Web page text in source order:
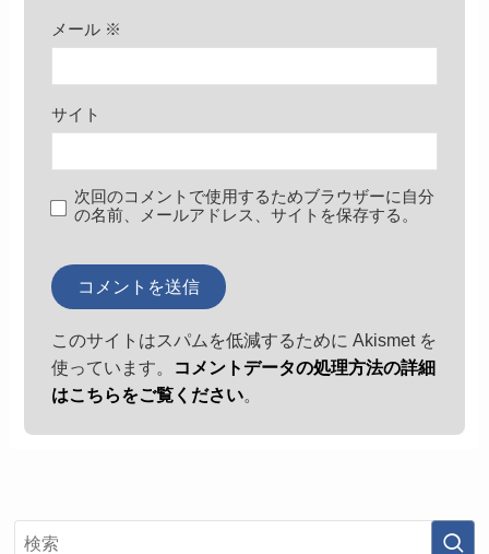
メール ※
サイト
次回のコメントで使用するためブラウザーに自分
の名前、メールアドレス、サイトを保存する。
このサイトはスパムを低減するために Akismet を
使っています。
コメントデータの処理方法の詳細
はこちらをご覧ください。